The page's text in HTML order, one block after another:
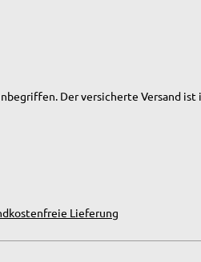
Der versicherte Versand ist
Lieferung